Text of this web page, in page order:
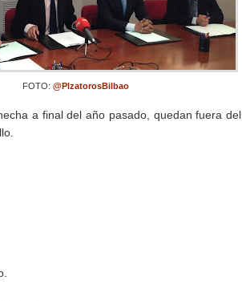
FOTO: @PlzatorosBilbao
a final del año pasado, quedan fuera del